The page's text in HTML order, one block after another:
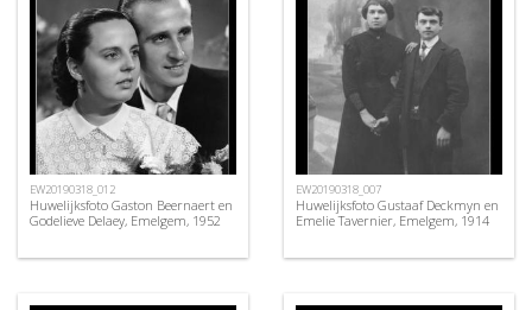
EW20190318_012
Huwelijksfoto Gaston Beernaert en
Godelieve Delaey, Emelgem, 1952
EW20190318_007
Huwelijksfoto Gustaaf Deckmyn en
Emelie Tavernier, Emelgem, 1914